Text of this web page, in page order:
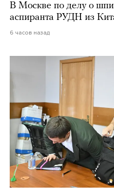
В Москве по делу о
аспиранта РУДН из
6 часов назад